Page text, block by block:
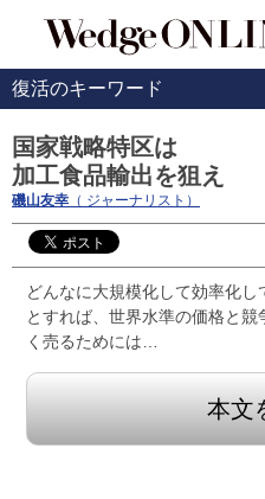
復活のキーワード
国家戦略特区は
加工食品輸出を狙え
磯山友幸 （ ジャーナリスト）
どんなに大規模化して効率化
とすれば、世界水準の価格と
く売るためには…
本文